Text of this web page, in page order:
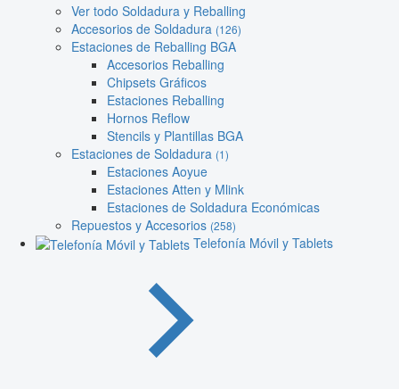
Ver todo Soldadura y Reballing
Accesorios de Soldadura (126)
Estaciones de Reballing BGA
Accesorios Reballing
Chipsets Gráficos
Estaciones Reballing
Hornos Reflow
Stencils y Plantillas BGA
Estaciones de Soldadura (1)
Estaciones Aoyue
Estaciones Atten y Mlink
Estaciones de Soldadura Económicas
Repuestos y Accesorios (258)
Telefonía Móvil y Tablets